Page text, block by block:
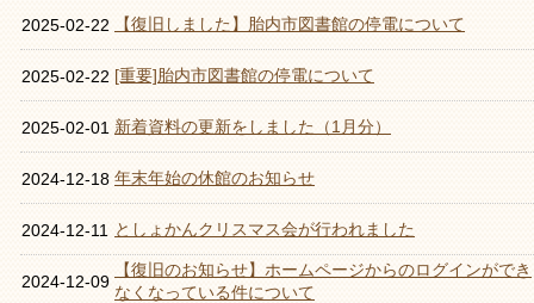
2025-02-22 【復旧しました】胎内市図書館の停電について
2025-02-22 [重要]胎内市図書館の停電について
2025-02-01 新着資料の更新をしました（1月分）
2024-12-18 年末年始の休館のお知らせ
2024-12-11 としょかんクリスマス会が行われました
2024-12-09
【復旧のお知らせ】ホームページからのログインができ
なくなっている件について